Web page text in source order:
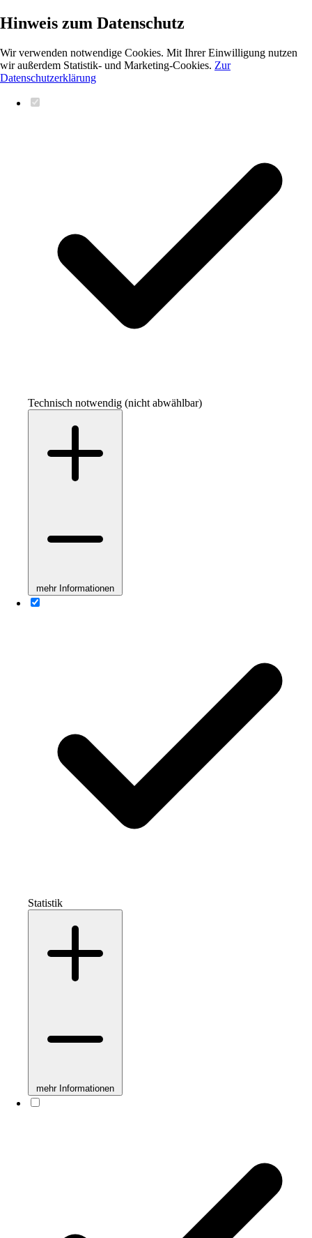
Hinweis zum Datenschutz
Wir verwenden notwendige Cookies. Mit Ihrer Einwilligung nutzen
wir außerdem Statistik- und Marketing-Cookies. Zur
Datenschutzerklärung
Technisch notwendig (nicht abwählbar)
mehr Informationen
Statistik
mehr Informationen